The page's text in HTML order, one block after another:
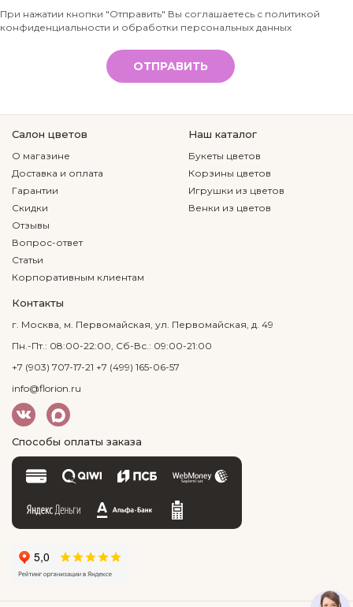
Телефон
*
При нажатии кнопки "Отправить" Вы соглашаетесь с политикой
конфиденциальности и обработки персональных данных
ОТПРАВИТЬ
Салон цветов
О магазине
Доставка и оплата
Гарантии
Скидки
Отзывы
Вопрос-ответ
Статьи
Корпоративным клиентам
Наш каталог
Букеты цветов
Корзины цветов
Игрушки из цветов
Венки из цветов
Контакты
г. Москва, м. Первомайская, ул. Первомайская, д. 49
Пн.-Пт.: 08:00-22:00, Сб-Вс.: 09:00-21:00
+7 (903) 707-17-21 +7 (499) 165-06-57
info@florion.ru
Способы оплаты заказа